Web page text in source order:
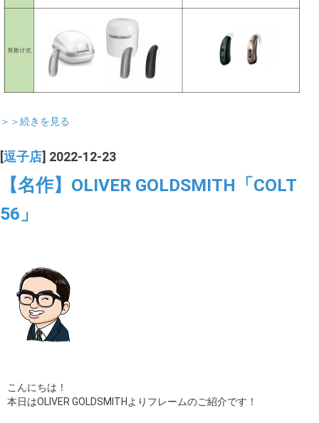
＞＞続きを見る
[逗子店] 2022-12-23
【名作】OLIVER GOLDSMITH「COLT
56」
こんにちは！
本日はOLIVER GOLDSMITHよりフレームのご紹介です！